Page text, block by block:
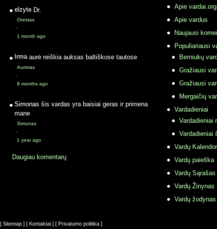
elzyte Dr.
Orestas
·
1 month ago
Irma aurė reiškia auksas baltiškose tautose
Aurimas
·
8 months ago
Simonas šis vardas yra baisiai geras ir primena
mane
Simonas
·
1 year ago
Daugiau komentarų
Apie vardai.org
Apie vardus
Naujausi
Populiariausi
Berniukų
Gražiausi
Gražiausi
Mergaičių
Vardadieniai
Vardadieniai
Vardadieniai
Vardų
Vardų paieška
Vardų Sąrašas
Vardų Žinynas
Vardų
[ Sitemap ] [ Kontaktai ] [ Privatumo politika ]